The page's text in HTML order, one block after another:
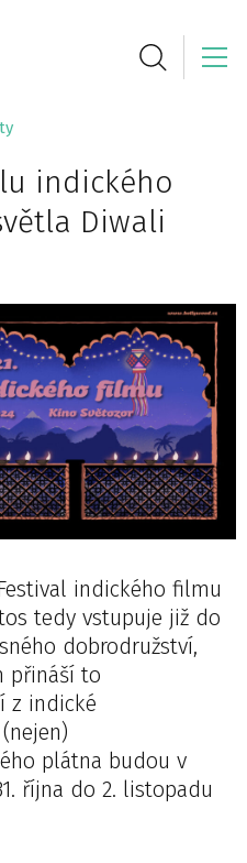
indického
Diwali
indického filmu
tedy vstupuje již do
dobrodružství,
přináší to
z indické
plátna budou v
října do 2. listopadu